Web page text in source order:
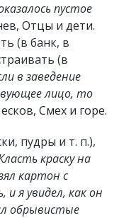
пустое
Отцы и дети.
(в банк, в
(в
в заведение
лицо, то
Смех и горе.
пудры и т. п.),
краску на
картон с
я увидел, как он
обрывистые